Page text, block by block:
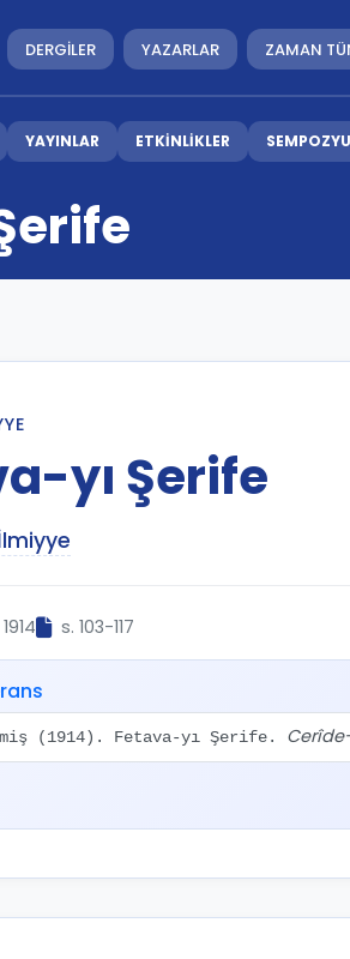
DERGİLER YAZARLAR ZAMAN
YAYINLAR ETKİNLİKLER
yı Şerife
s. 103-117
(1914). Fetava-yı Şerife.